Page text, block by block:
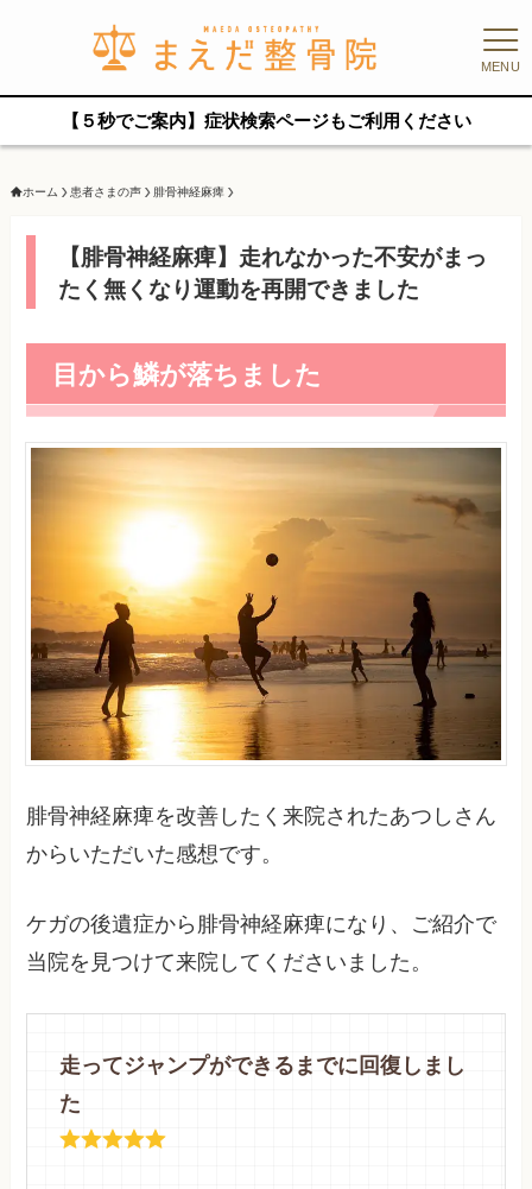
MENU
【５秒でご案内】症状検索ページもご利用ください
ホーム 患者さまの声 腓骨神経麻痺
【腓骨神経麻痺】走れなかった不安がまっ
たく無くなり運動を再開できました
目から鱗が落ちました
腓骨神経麻痺を改善したく来院されたあつしさん
からいただいた感想です。
ケガの後遺症から腓骨神経麻痺になり、ご紹介で
当院を見つけて来院してくださいました。
走ってジャンプができるまでに回復しまし
た